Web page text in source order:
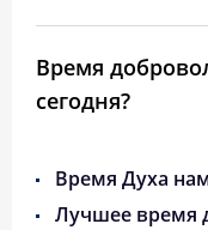
Время
сегодня?
Время Духа
Лучшее время